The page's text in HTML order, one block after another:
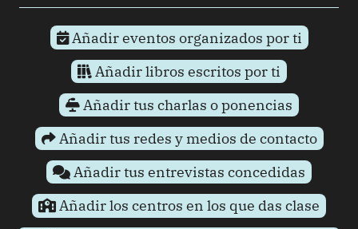
Añadir eventos organizados por ti
Añadir libros escritos por ti
Añadir tus charlas o ponencias
Añadir tus redes y medios de contacto
Añadir tus entrevistas concedidas
Añadir los centros en los que das clase